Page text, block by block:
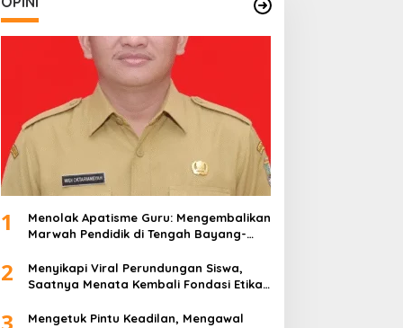
1
Menolak Apatisme Guru: Mengembalikan
Marwah Pendidik di Tengah Bayang-
2
Menyikapi Viral Perundungan Siswa,
Saatnya Menata Kembali Fondasi Etika
3
Mengetuk Pintu Keadilan, Mengawal